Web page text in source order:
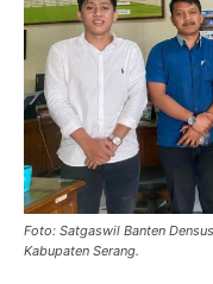
Foto: Satgaswil Banten
Kabupaten Serang.